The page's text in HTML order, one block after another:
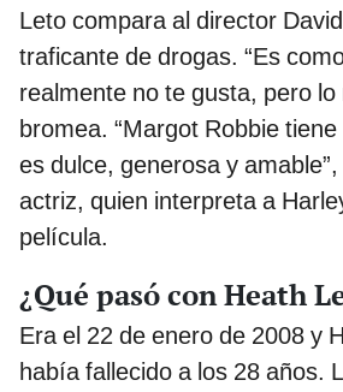
Leto compara al director
traficante de drogas. “Es
realmente no te gusta, pero lo
bromea. “Margot Robbie
es dulce, generosa y
actriz, quien interpreta a
película.
¿Qué pasó con Heath
Era el 22 de enero de 2008 y
había fallecido a los 28 años.